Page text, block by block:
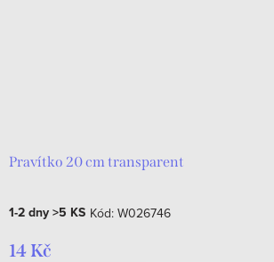
Pravítko 20 cm transparent
1-2 dny>5 KS Kód: W026746
14 Kč